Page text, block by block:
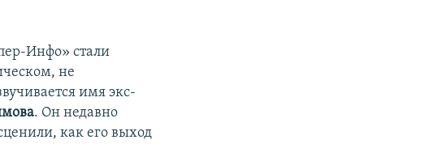
Инфо» стали
не
имя экс-
. Он недавно
как его выход